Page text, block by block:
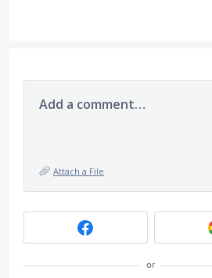
Add a comment…
Attach a File
or